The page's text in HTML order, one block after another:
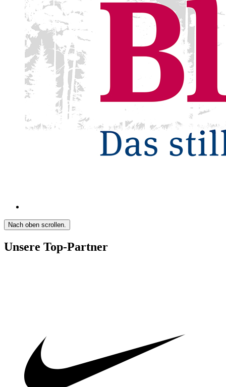
Nach oben scrollen.
Unsere Top-Partner